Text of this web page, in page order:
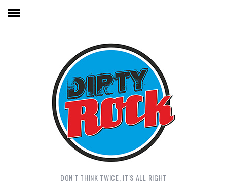
DON'T THINK TWICE, IT'S ALL RIGHT